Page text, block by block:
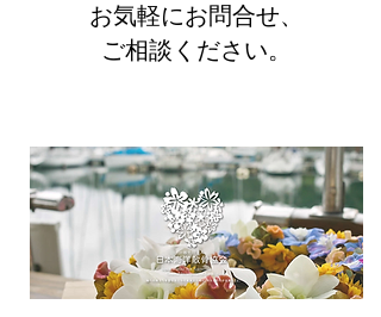
お気軽にお問合せ、
ご相談ください。